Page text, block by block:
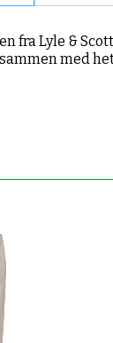
fra Lyle &
med